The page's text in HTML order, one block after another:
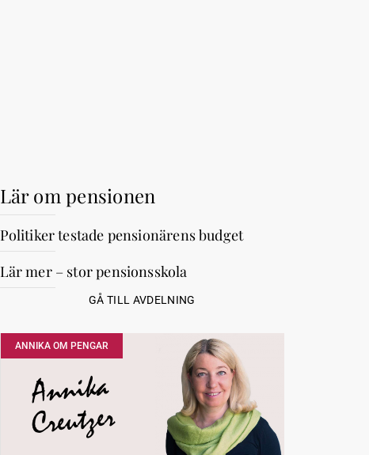
Lär om pensionen
Politiker testade pensionärens budget
Lär mer – stor pensionsskola
GÅ TILL AVDELNING
ANNIKA OM PENGAR
Annika
Creutzer